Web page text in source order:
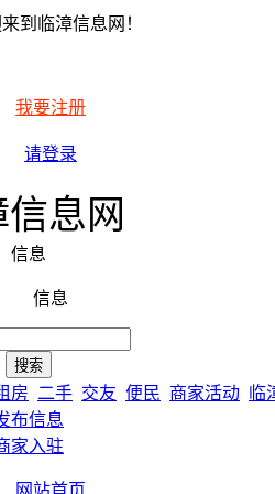
到临漳信息网！
我要注册
请登录
信息网
信息
信息
房 二手 交友 便民 商家活动
临
布信息
家入驻
网站首页